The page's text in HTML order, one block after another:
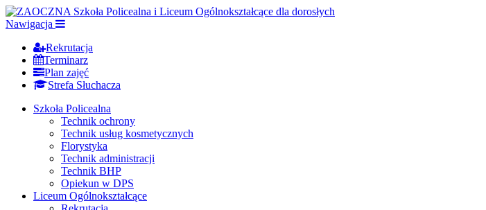
Nawigacja
Rekrutacja
Terminarz
Plan zajęć
Strefa Słuchacza
Szkoła Policealna
Technik ochrony
Technik usług kosmetycznych
Florystyka
Technik administracji
Technik BHP
Opiekun w DPS
Liceum Ogólnokształcące